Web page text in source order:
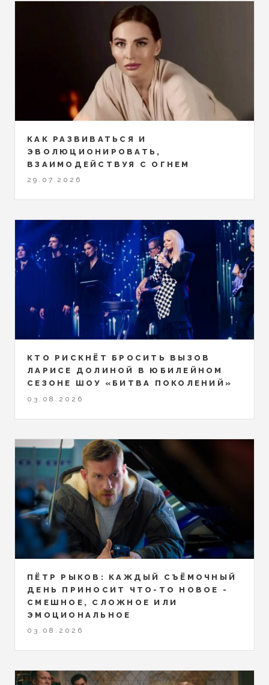
КАК РАЗВИВАТЬСЯ И
ЭВОЛЮЦИОНИРОВАТЬ,
ВЗАИМОДЕЙСТВУЯ С ОГНЕМ
29.07.2026
КТО РИСКНЁТ БРОСИТЬ ВЫЗОВ
ЛАРИСЕ ДОЛИНОЙ В ЮБИЛЕЙНОМ
СЕЗОНЕ ШОУ «БИТВА ПОКОЛЕНИЙ»
03.08.2026
ПЁТР РЫКОВ: КАЖДЫЙ СЪЁМОЧНЫЙ
ДЕНЬ ПРИНОСИТ ЧТО-ТО НОВОЕ -
СМЕШНОЕ, СЛОЖНОЕ ИЛИ
ЭМОЦИОНАЛЬНОЕ
03.08.2026